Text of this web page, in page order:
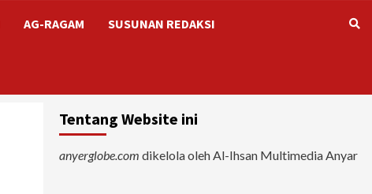
AG-RAGAM SUSUNAN REDAKSI
Tentang Website ini
anyerglobe.com dikelola oleh Al-Ihsan Multimedia Anyar